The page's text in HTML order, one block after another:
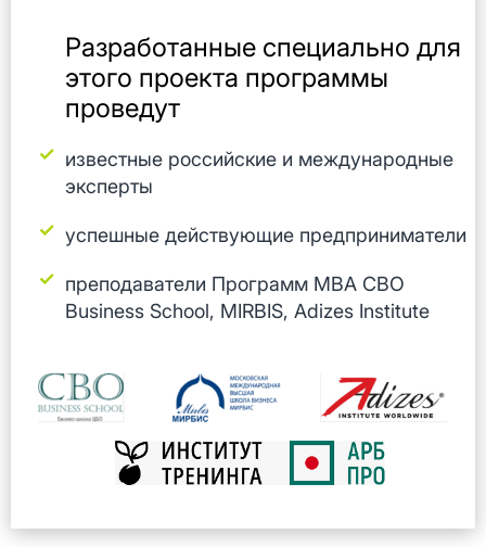
Разработанные специально для
этого проекта программы
проведут
известные российские и международные
эксперты
успешные действующие предприниматели
преподаватели Программ МВА CBO
Business School, МIRBIS, Adizes Institute